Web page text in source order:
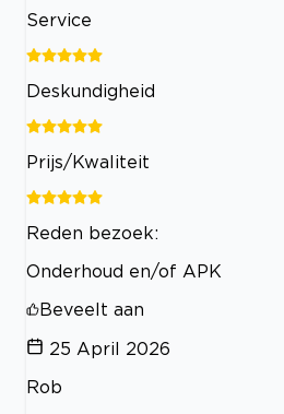
Service
Deskundigheid
Prijs/Kwaliteit
Reden bezoek:
Onderhoud en/of APK
Beveelt aan
25 April 2026
Rob